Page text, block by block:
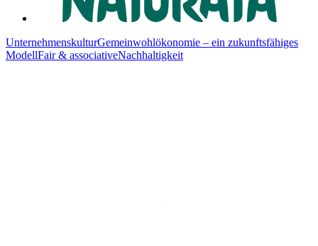
UnternehmenskulturGemeinwohlökonomie – ein zukunftsfähiges
ModellFair & associativeNachhaltigkeit